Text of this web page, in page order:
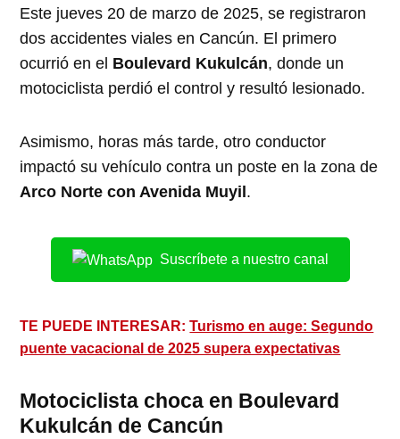
Este jueves 20 de marzo de 2025, se registraron
dos accidentes viales en Cancún. El primero
ocurrió en el Boulevard Kukulcán, donde un
motociclista perdió el control y resultó lesionado.
Asimismo, horas más tarde, otro conductor
impactó su vehículo contra un poste en la zona de
Arco Norte con Avenida Muyil.
Suscríbete a nuestro canal
TE PUEDE INTERESAR:Turismo en auge: Segundo
puente vacacional de 2025 supera expectativas
Motociclista choca en Boulevard
Kukulcán de Cancún